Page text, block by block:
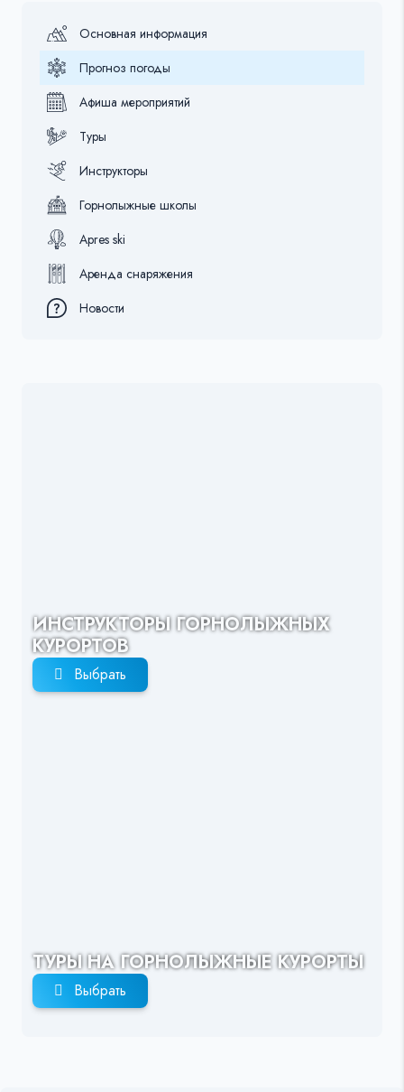
Основная информация
Прогноз погоды
Афиша мероприятий
Туры
Инструкторы
Горнолыжные школы
Apres ski
Аренда снаряжения
Новости
ИНСТРУКТОРЫ ГОРНОЛЫЖНЫХ
КУРОРТОВ
Выбрать
ТУРЫ НА ГОРНОЛЫЖНЫЕ КУРОРТЫ
Выбрать